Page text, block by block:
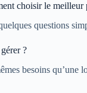
choisir le meilleur
questions
?
besoins qu’une